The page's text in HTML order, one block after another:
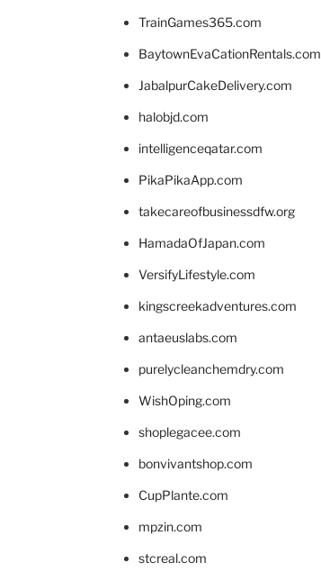
TrainGames365.com
BaytownEvaCationRentals.com
JabalpurCakeDelivery.com
halobjd.com
intelligenceqatar.com
PikaPikaApp.com
takecareofbusinessdfw.org
HamadaOfJapan.com
VersifyLifestyle.com
kingscreekadventures.com
antaeuslabs.com
purelycleanchemdry.com
WishOping.com
shoplegacee.com
bonvivantshop.com
CupPlante.com
mpzin.com
stcreal.com